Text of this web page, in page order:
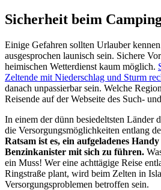
Sicherheit beim
Einige Gefahren sollten Urlauber
ausgesprochen launisch sein. Sichere
heimischen Wetterdienst kaum möglich.
Zeltende mit Niederschlag und Sturm
danach unpassierbar sein. Welche
Reisende auf der Webseite des Such-
In einem der dünn besiedeltsten Länder
die Versorgungsmöglichkeiten entlang
Ratsam ist es, ein aufgeladenes
Benzinkanister mit sich zu führen.
ein Muss! Wer eine achttägige Reise
Ringstraße plant, wird beim Zelten in
Versorgungsproblemen betroffen sein.